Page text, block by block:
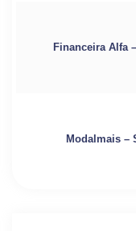
Financeira Alfa
Modalmais –